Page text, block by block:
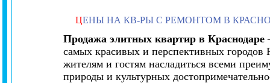
ЦЕНЫ НА КВ-РЫ С РЕМОНТОМ В
Продажа элитных квартир в Краснодаре
самых красивых и перспективных городов
жителям и гостям насладиться всеми
природы и культурных